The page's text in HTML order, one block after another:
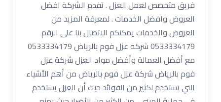
فريق متخصص لعمل العزل . تفدم الشركة افضل
العروض وافضل الخدمات . لمعرفة المزيد من
العروض والخدمات يمكنكم الاتصال بنا على الرقم
0533334179 شركة عزل فوم بالرياض 0533334179
مع أفضل العمالة وأفضل مواد العزل شركة عزل
فوم بالرياض شركة عزل فوم بالرياض من أهم الأشياء
التي تستخدم لكثير من الفوائد حيث أن العزل يستخدم